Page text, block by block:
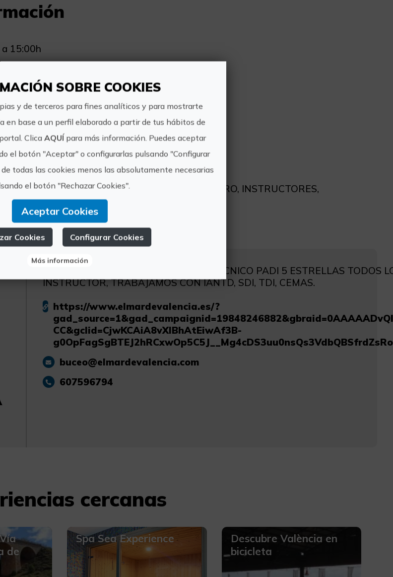
15:00h
CARRIL BICI METRO NAZARET
INCLUIDO, EQUIPO, TEORIA, BOTELLAS, SEGURO, INSTRUCTORES,
CENTRO DE BUCEO RECREATIVO Y TECNICO PADI 5 ESTRELLAS TODOS
INSTRUCTOR, TRABAJAMOS CON IANTD, SDI, TDI, CEMAS.
https://www.elmardevalencia.es/?
CC&gclid=CjwKCAiA8vXIBhAtEiwAf3B-
buceo@elmardevalencia.com
607596794
cercanas
de
Spa Sea Experience
Descubre València en
bicicleta
SOBRE COOKIES
y de terceros para fines analíticos y para mostrarte
en base a un perfil elaborado a partir de tus hábitos de
Clica AQUÍ para más información. Puedes aceptar
el botón "Aceptar" o configurarlas pulsando "Configurar
de todas las cookies menos las absolutamente necesarias
el botón "Rechazar Cookies".
Aceptar Cookies
Cookies Configurar Cookies
Más información